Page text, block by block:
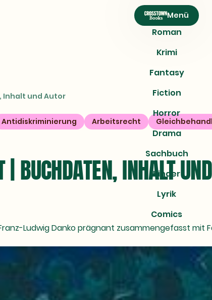
Menü
Roman
Krimi
Fantasy
Fiction
Horror
Drama
Sachbuch
Kinder
Lyrik
Comics
Inhalt und Autor
Antidiskriminierung Arbeitsrecht
BUCHDATEN, INHALT
Ludwig Danko prägnant zusammengefasst